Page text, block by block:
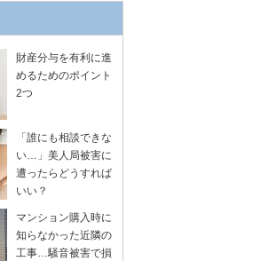
財産分与を有利に進
めるためのポイント
2つ
「誰にも相談できな
い…」美人局被害に
遭ったらどうすれば
いい？
マンション購入時に
知らなかった近隣の
工事…騒音被害で損